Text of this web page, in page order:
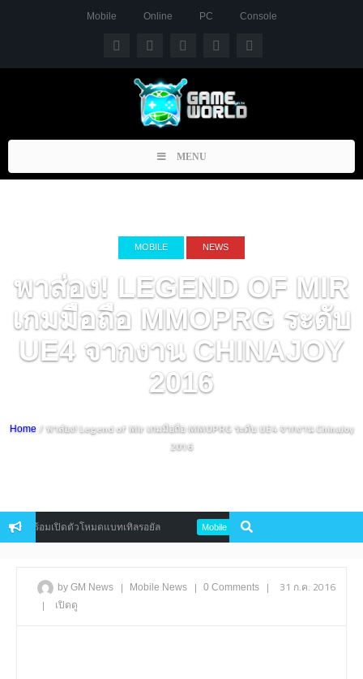
Mobile Online PC Console
Toggle
navigation
MENU
MOBILE NEWS
พาส่อง! LEGEND OF MIR
เกมมือถือ MMOPRG ระดับ
UE4 จากงาน CHINAJOY
2016
Home/ พาส่อง! Legend of Mir เกมมือถือ MMOPRG ระดับ UE4 จากงาน ChinaJoy
2016
พร้อมเปิดตัวโหมดแบทเทิลรอยัล Mobile Logres เกมอนิเมะ JRPG ดีกรี 8
by GM News | Mobile News | 0 Comments |
31 ก.ค. 2016
|
เปิดดู